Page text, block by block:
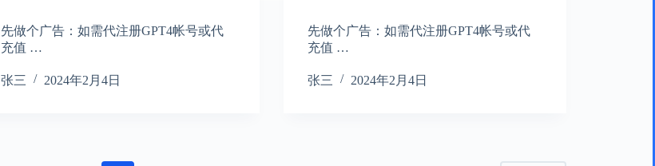
先做个广告：如需代注册GPT4帐号或代
充值 …
张三 2024年2月4日
先做个广告：如需代注册GPT4帐号或代
充值 …
张三 2024年2月4日